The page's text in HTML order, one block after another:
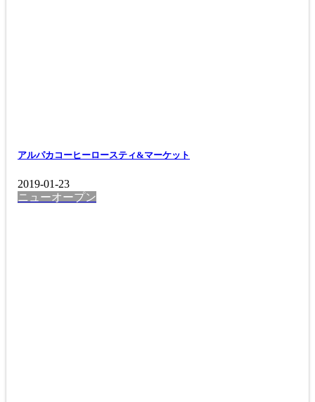
アルパカコーヒーロースティ&マーケット
2019-01-23
ニューオープン